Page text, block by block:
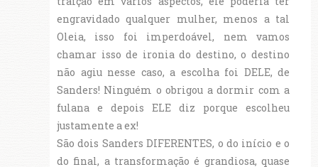
engravidado qualquer mulher, menos a tal
Oleia, isso foi imperdoável, nem vamos
chamar isso de ironia do destino, o destino
não agiu nesse caso, a escolha foi DELE, de
Sanders! Ninguém o obrigou a dormir com a
fulana e depois ELE diz porque escolheu
justamente a ex!
São dois Sanders DIFERENTES, o do início e o
do final, a transformação é grandiosa, quase